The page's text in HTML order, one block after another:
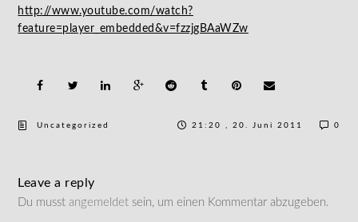
http://www.youtube.com/watch?
feature=player_embedded&v=fzzjgBAaWZw
Uncategorized 21:20 , 20. Juni 2011 0
Leave a reply
Du musstangemeldet sein, um einen Kommentar abzugeben.